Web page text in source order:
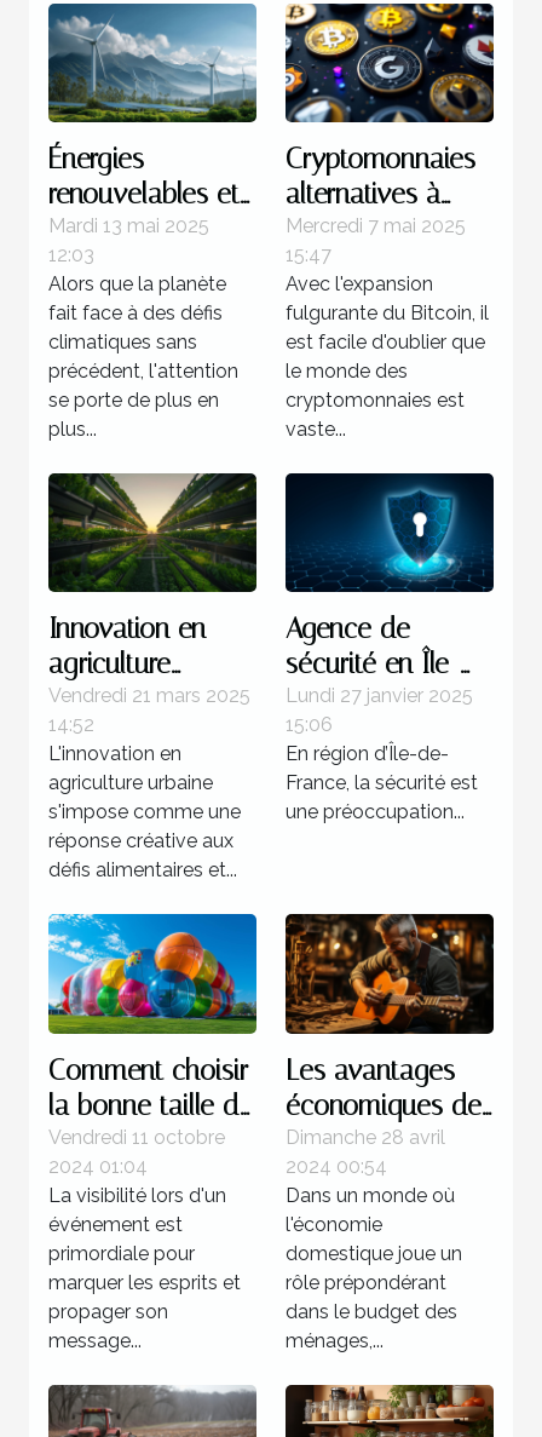
Énergies
renouvelables et
transition
énergétique quels
financements
pour le futur
Mardi 13 mai 2025
12:03
Alors que la planète
fait face à des défis
climatiques sans
précédent, l'attention
se porte de plus en
plus...
Cryptomonnaies
alternatives à
Bitcoin à
surveiller cette
année
Mercredi 7 mai 2025
15:47
Avec l'expansion
fulgurante du Bitcoin, il
est facile d'oublier que
le monde des
cryptomonnaies est
vaste...
Innovation en
agriculture
urbaine et son
potentiel
économique en
milieu urbain
Vendredi 21 mars 2025
14:52
L'innovation en
agriculture urbaine
s'impose comme une
réponse créative aux
défis alimentaires et...
Agence de
sécurité en Île-
de-France : qui
contacter pour
une intervention
rapide ?
Lundi 27 janvier 2025
15:06
En région d’Île-de-
France, la sécurité est
une préoccupation...
Comment choisir
la bonne taille de
ballon publicitaire
pour votre
événement
Vendredi 11 octobre
2024 01:04
La visibilité lors d'un
événement est
primordiale pour
marquer les esprits et
propager son
message...
Les avantages
économiques de
l'apprentissage du
bricolage à
domicile
Dimanche 28 avril
2024 00:54
Dans un monde où
l'économie
domestique joue un
rôle prépondérant
dans le budget des
ménages,...